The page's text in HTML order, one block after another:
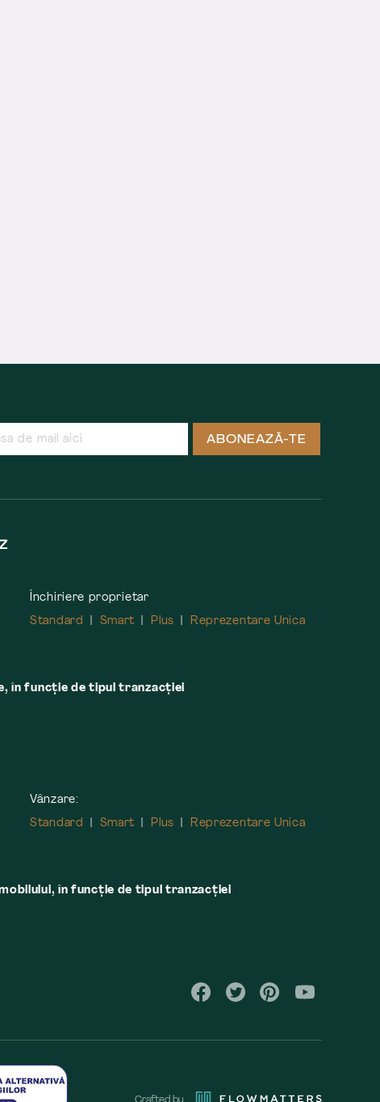
ABONEAZĂ-TE
Închiriere proprietar
Standard
Smart Plus Reprezentare Unica
în funcție de tipul tranzacției
Vânzare:
Standard
Smart Plus Reprezentare Unica
în funcţie de tipul tranzacţiei